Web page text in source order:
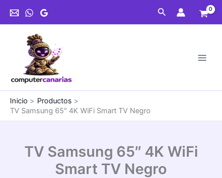
Buscar
Inicio
Productos
TV Samsung 65″ 4K WiFi Smart TV Negro
TV Samsung 65″ 4K WiFi
Smart TV Negro